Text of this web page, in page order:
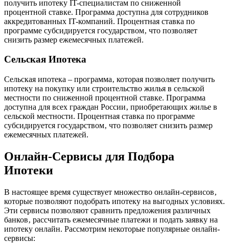
получить ипотеку IT-специалистам по сниженной
процентной ставке. Программа доступна для сотрудников
аккредитованных IT-компаний. Процентная ставка по
программе субсидируется государством‚ что позволяет
снизить размер ежемесячных платежей.
Сельская Ипотека
Сельская ипотека – программа‚ которая позволяет получить
ипотеку на покупку или строительство жилья в сельской
местности по сниженной процентной ставке. Программа
доступна для всех граждан России‚ приобретающих жилье в
сельской местности. Процентная ставка по программе
субсидируется государством‚ что позволяет снизить размер
ежемесячных платежей.
Онлайн-Сервисы для Подбора
Ипотеки
В настоящее время существует множество онлайн-сервисов‚
которые позволяют подобрать ипотеку на выгодных условиях.
Эти сервисы позволяют сравнить предложения различных
банков‚ рассчитать ежемесячные платежи и подать заявку на
ипотеку онлайн. Рассмотрим некоторые популярные онлайн-
сервисы: